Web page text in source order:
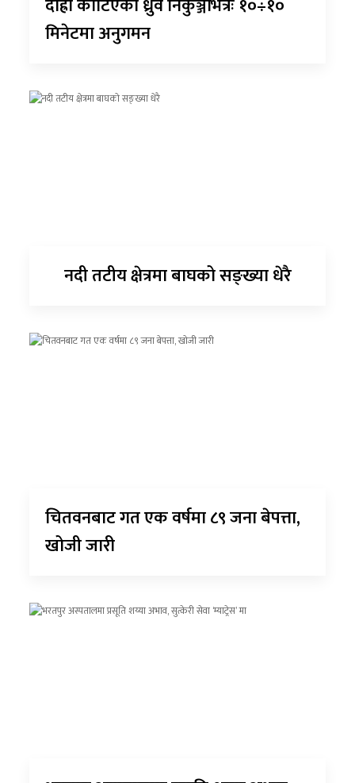
दाह्रा काटिएको ध्रुर्वे निकुञ्जभित्रैः १०÷१०
मिनेटमा अनुगमन
नदी तटीय क्षेत्रमा बाघको सङ्ख्या धेरै
चितवनबाट गत एक वर्षमा ८९ जना बेपत्ता,
खोजी जारी